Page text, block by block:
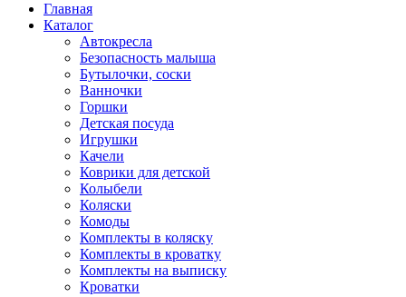
Главная
Каталог
Автокресла
Безопасность малыша
Бутылочки, соски
Ванночки
Горшки
Детская посуда
Игрушки
Качели
Коврики для детской
Колыбели
Коляски
Комоды
Комплекты в коляску
Комплекты в кроватку
Комплекты на выписку
Кроватки